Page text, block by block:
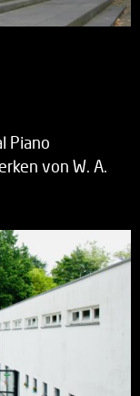
Piano
von W. A.